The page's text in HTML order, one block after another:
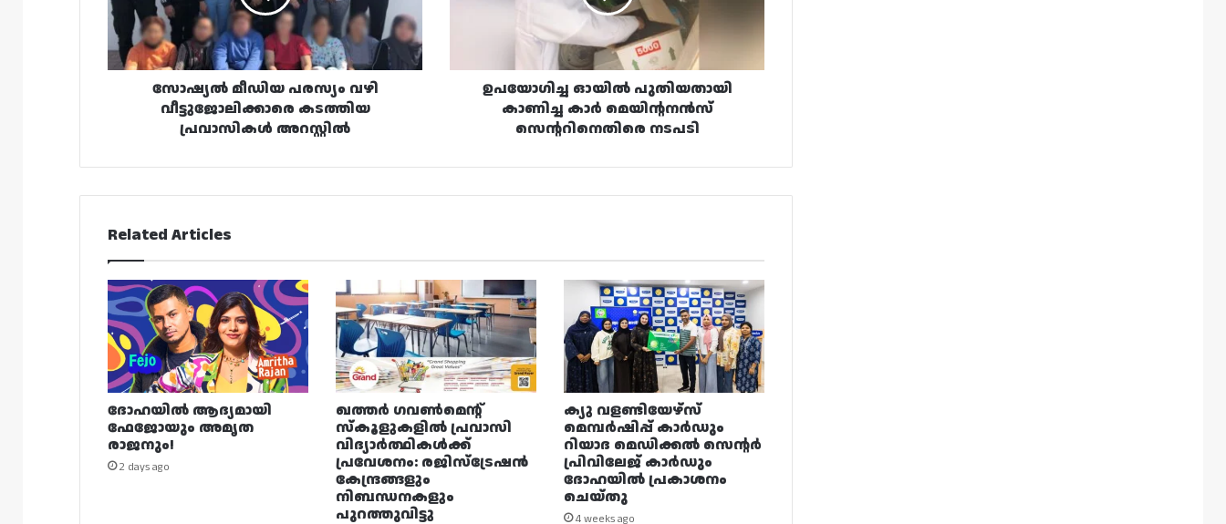
കടത്തിയ
പ്രവാസികൾ
അറസ്റ്റിൽ
സോഷ്യൽ മീഡിയ പരസ്യം വഴി
വീട്ടുജോലിക്കാരെ കടത്തിയ
പ്രവാസികൾ അറസ്റ്റിൽ
സെന്ററിനെതിരെ
ഉപയോഗിച്ച ഓയിൽ പുതിയതായി
കാണിച്ച കാർ മെയിന്റനൻസ്
സെന്ററിനെതിരെ നടപടി
Related Articles
ദോഹയിൽ ആദ്യമായി
ഫേജോയും അമൃത
രാജനും!
2 days ago
ഖത്തർ ഗവൺമെന്റ്
സ്കൂളുകളിൽ പ്രവാസി
വിദ്യാർത്ഥികൾക്ക്
പ്രവേശനം: രജിസ്ട്രേഷൻ
കേന്ദ്രങ്ങളും
നിബന്ധനകളും
പുറത്തുവിട്ടു
ക്യു വളണ്ടിയേഴ്‌സ്
മെമ്പർഷിപ്പ് കാർഡും
റിയാദ മെഡിക്കൽ സെന്റർ
പ്രിവിലേജ് കാർഡും
ദോഹയിൽ പ്രകാശനം
ചെയ്തു
4 weeks ago